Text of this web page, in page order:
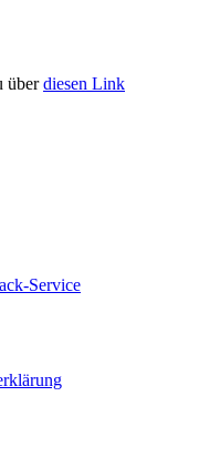
überdiesen Link